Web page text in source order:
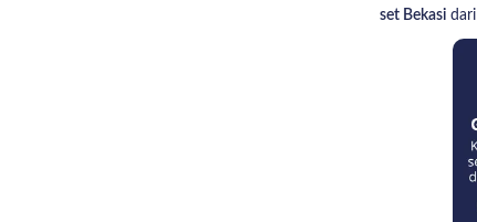
set Bekasi dari